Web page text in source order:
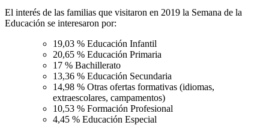
El interés de las familias que visitaron en 2019 la Semana de la
Educación se interesaron por:
19,03 % Educación Infantil
20,65 % Educación Primaria
17 % Bachillerato
13,36 % Educación Secundaria
14,98 % Otras ofertas formativas (idiomas,
extraescolares, campamentos)
10,53 % Formación Profesional
4,45 % Educación Especial